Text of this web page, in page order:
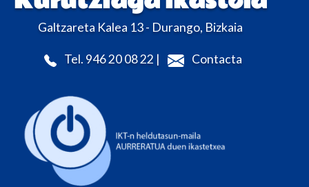
Galtzareta Kalea 13 - Durango, Bizkaia
Tel. 946 20 08 22 | Contacta